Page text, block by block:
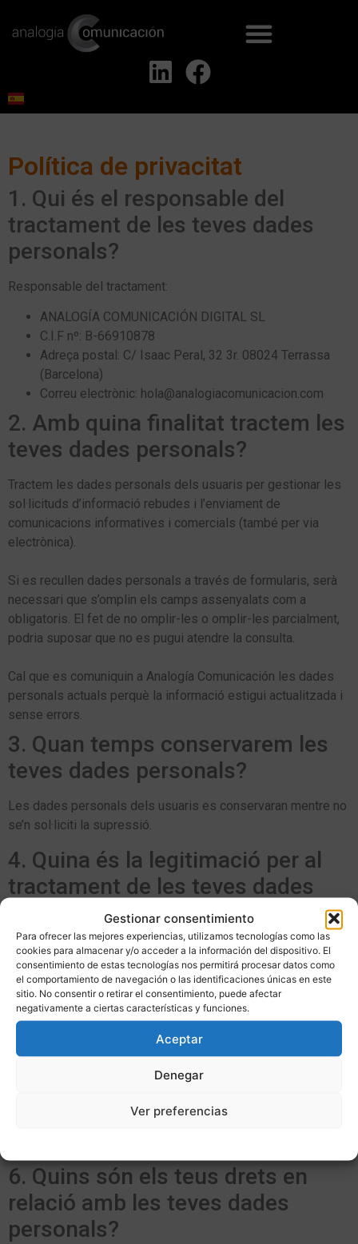
Gestionar consentimiento
Para ofrecer las mejores experiencias, utilizamos tecnologías como las
cookies para almacenar y/o acceder a la información del dispositivo. El
consentimiento de estas tecnologías nos permitirá procesar datos como
el comportamiento de navegación o las identificaciones únicas en este
sitio. No consentir o retirar el consentimiento, puede afectar
negativamente a ciertas características y funciones.
Aceptar
Denegar
Ver preferencias
Política de privacitat
1. Qui és el responsable del
tractament de les teves dades
personals?
Responsable del tractament:
ANALOGÍA COMUNICACIÓN DIGITAL SL
C.I.F nº: B-66910878
Adreça postal: C/ Isaac Peral, 32 3r. 08024 Terrassa
(Barcelona)
Correu electrònic: hola@analogiacomunicacion.com
2. Amb quina finalitat tractem les
teves dades personals?
Tractem les dades personals dels usuaris per gestionar les
sol·licituds d’informació rebudes i l’enviament de
comunicacions informatives i comercials (també per via
electrònica).
Si es recullen dades personals a través de formularis, serà
necessari que s’omplin els camps assenyalats com a
obligatoris. El fet de no omplir-les o omplir-les parcialment,
podria suposar que no es pugui atendre la consulta.
Cal que es comuniquin a Analogía Comunicación les dades
personals actuals perquè la informació estigui actualitzada i
sense errors.
3. Quan temps conservarem les
teves dades personals?
Les dades personals dels usuaris es conservaran mentre no
se’n sol·liciti la supressió.
4. Quina és la legitimació per al
tractament de les teves dades
personals?
La base legal per al tractament de dades és el consentiment
de l’interessat.
5. A quins destinataris es
comunicaran les teves dades
personals?
Analogía Comunicación en l’àmbit de la transformación
6. Quins són els teus drets en
relació amb les teves dades
personals?